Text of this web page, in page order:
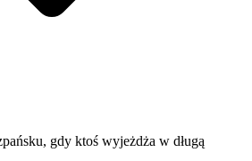
gdy ktoś wyjeżdża w długą